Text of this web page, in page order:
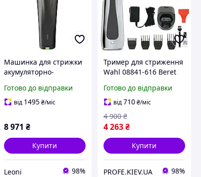
Машинка для стрижки
акумуляторно-
Total Black 1876-0488
Готово до відправки
від 1495 ₴/міс
8 971 ₴
Купити
Leoni 98%
Тример для стриження
Wahl 08841-616 Beret
Готово до відправки
від710₴/міс
4 263₴
4 900 ₴
Купити
PROFE.KIEV.UA 98%